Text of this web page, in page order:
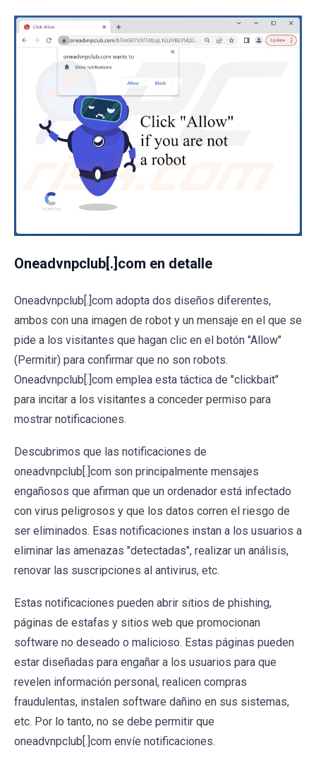
Oneadvnpclub[.]com en detalle
Oneadvnpclub[.]com adopta dos diseños diferentes,
ambos con una imagen de robot y un mensaje en el que se
pide a los visitantes que hagan clic en el botón "Allow"
(Permitir) para confirmar que no son robots.
Oneadvnpclub[.]com emplea esta táctica de "clickbait"
para incitar a los visitantes a conceder permiso para
mostrar notificaciones.
Descubrimos que las notificaciones de
oneadvnpclub[.]com son principalmente mensajes
engañosos que afirman que un ordenador está infectado
con virus peligrosos y que los datos corren el riesgo de
ser eliminados. Esas notificaciones instan a los usuarios a
eliminar las amenazas "detectadas", realizar un análisis,
renovar las suscripciones al antivirus, etc.
Estas notificaciones pueden abrir sitios de phishing,
páginas de estafas y sitios web que promocionan
software no deseado o malicioso. Estas páginas pueden
estar diseñadas para engañar a los usuarios para que
revelen información personal, realicen compras
fraudulentas, instalen software dañino en sus sistemas,
etc. Por lo tanto, no se debe permitir que
oneadvnpclub[.]com envíe notificaciones.